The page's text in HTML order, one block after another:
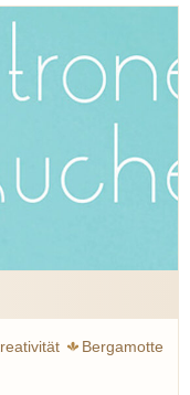
Bergamotte